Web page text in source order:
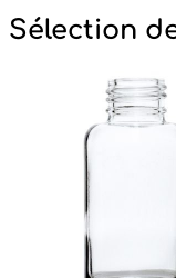
Sélection